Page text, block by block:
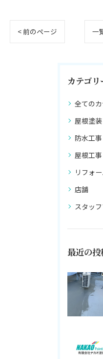
< 前のページ 一
カテゴリ
全ての
屋根塗装
防水工事
屋根工事
リフォ
店舗
スタッ
最近の投